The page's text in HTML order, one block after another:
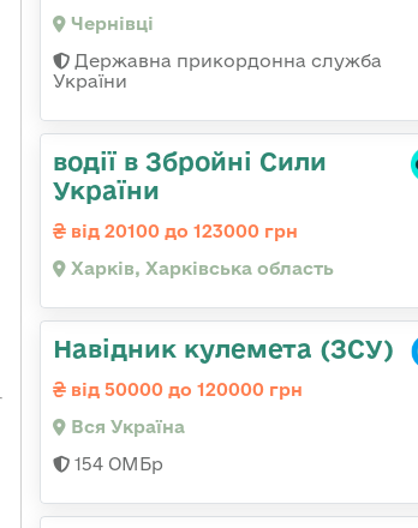
Чернівці
Державна прикордонна служба
України
водії в Збройні Сили
України
від 20100 до 123000 грн
Харків, Харківська область
Навідник кулемета (ЗСУ)
від 50000 до 120000 грн
Вся Україна
154 ОМБр